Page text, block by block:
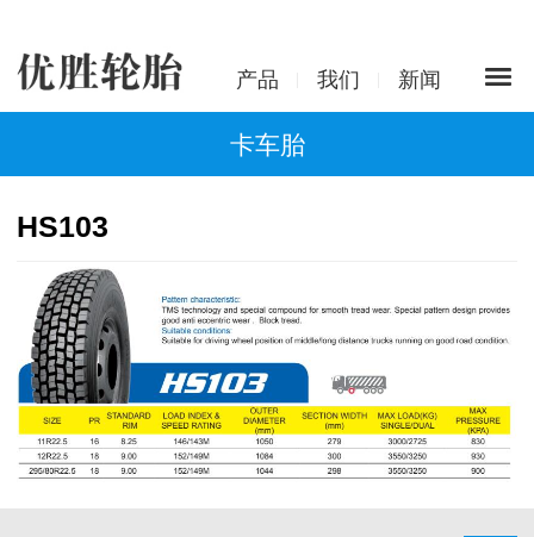
产品 我们 新闻
卡车胎
HS103